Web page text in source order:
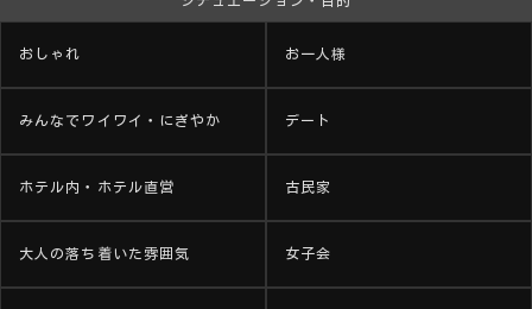
おしゃれ お一人様
みんなでワイワイ・にぎやか デート
ホテル内・ホテル直営 古民家
大人の落ち着いた雰囲気 女子会